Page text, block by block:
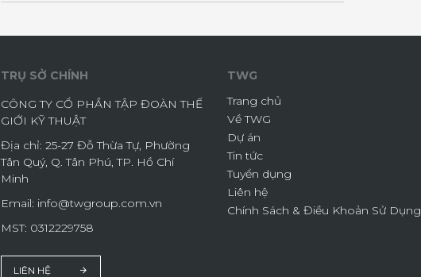
TRỤ SỞ CHÍNH
CÔNG TY CỔ PHẦN TẬP ĐOÀN THẾ
GIỚI KỸ THUẬT
Địa chỉ: 25-27 Đỗ Thừa Tự, Phường
Tân Quý, Q. Tân Phú, TP. Hồ Chí
Minh
Email: info@twgroup.com.vn
MST: 0312229758
LIÊN HỆ
TWG
Trang chủ
Về TWG
Dự án
Tin tức
Tuyển dụng
Liên hệ
Chính Sách & Điều Khoản Sử Dụng